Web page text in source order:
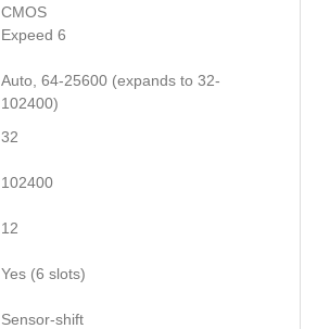
CMOS
Expeed 6
Auto, 64-25600 (expands to 32-
102400)
32
102400
12
Yes (6 slots)
Sensor-shift